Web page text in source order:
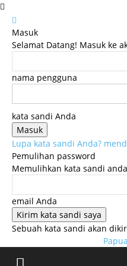
Masuk
Selamat Datang! Masuk ke
nama pengguna
kata sandi Anda
Lupa kata sandi Anda?
Pemulihan password
Memulihkan kata sandi anda
email Anda
Sebuah kata sandi akan